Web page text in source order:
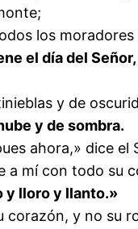
los moradores
el día del
y de
y de sombra.
ahora,» dice el
a mí con todo su
y lloro y llanto.»
corazón, y no su